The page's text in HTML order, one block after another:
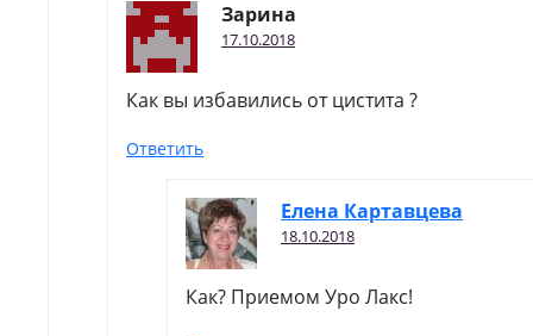
Зарина
17.10.2018
Как вы избавились от цистита ?
Ответить
Елена Картавцева
18.10.2018
Как? Приемом Уро Лакс!